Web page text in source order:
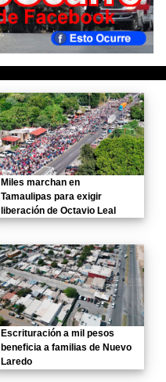
Miles marchan en
Tamaulipas para exigir
liberación de Octavio Leal
Escrituración a mil pesos
beneficia a familias de Nuevo
Laredo